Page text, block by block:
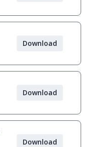
Download
Download
Download